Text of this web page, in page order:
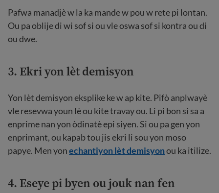
Pafwa manadjè w la ka mande w pou w rete pi lontan.
Ou pa oblije di wi sof si ou vle oswa sof si kontra ou di
ou dwe.
3. Ekri yon lèt demisyon
Yon lèt demisyon eksplike ke w ap kite. Pifò anplwayè
vle resevwa youn lè ou kite travay ou. Li pi bon si sa a
enprime nan yon òdinatè epi siyen. Si ou pa gen yon
enprimant, ou kapab tou jis ekri li sou yon moso
papye. Men yonechantiyon lèt demisyonou ka itilize.
4. Eseye pi byen ou jouk nan fen